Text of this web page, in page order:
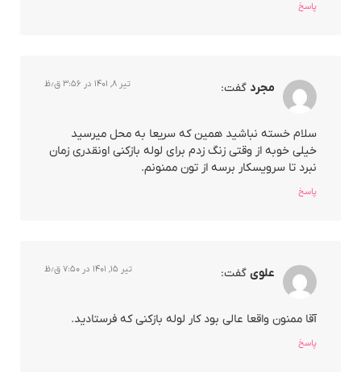
پاسخ
مجرد گفت: تیر ۸, ۱۴۰۱ در ۳:۵۶ ق٫ظ
سلام خسته نباشید همین که سریعا به محل میرسید
خیلی خوبه از وقتی زنگ زدم برای لوله بازکنی اونقدری زمان
نبرد تا سرویسکار برسه از تون ممنونم.
پاسخ
علوی گفت: تیر ۱۵, ۱۴۰۱ در ۷:۵۰ ق٫ظ
آقا ممنون واقعا عالی بود کار لوله بازکنی که فرستادید.
پاسخ